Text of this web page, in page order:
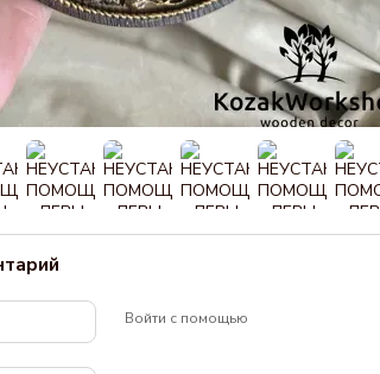
Войти с помощью